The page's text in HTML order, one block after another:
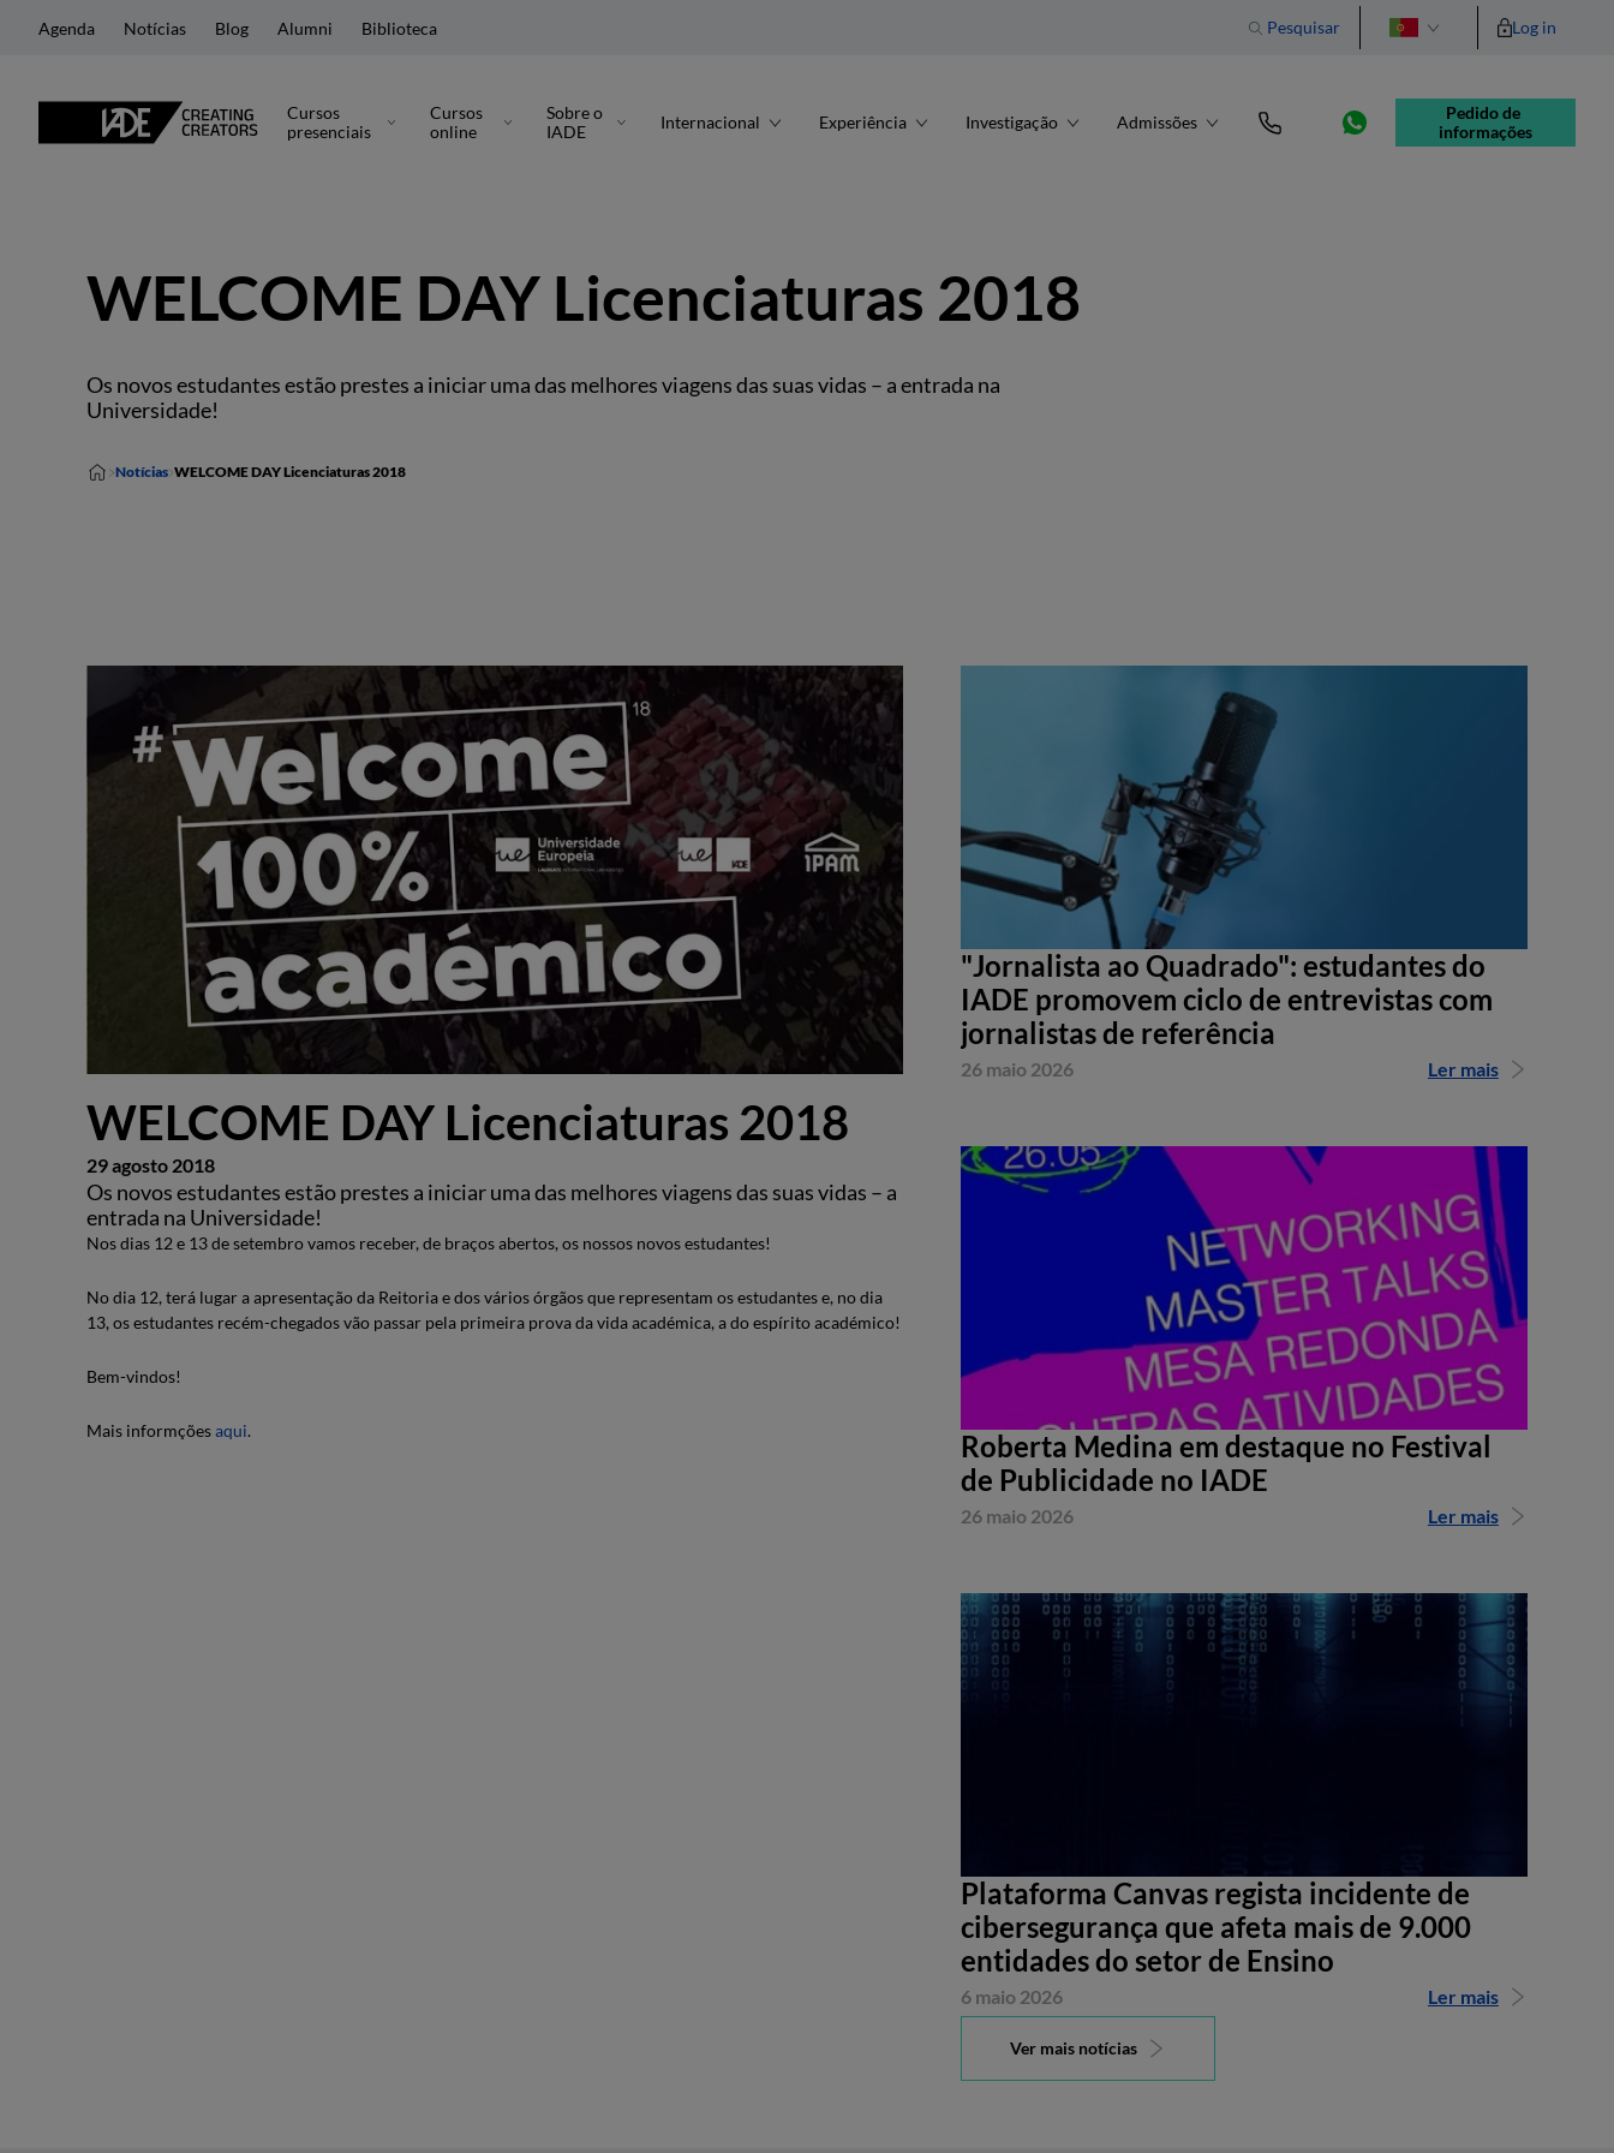
Agenda Notícias Blog Alumni Biblioteca
Pesquisar
English
Log in
Cursos
presenciais
Cursos
online
Sobre o
IADE
Internacional Experiência Investigação Admissões
Pedido de
informações
WELCOME DAY Licenciaturas 2018
Os novos estudantes estão prestes a iniciar uma das melhores viagens das suas vidas – a entrada na
Universidade!
Notícias WELCOME DAY Licenciaturas 2018
WELCOME DAY Licenciaturas 2018
29 agosto 2018
Os novos estudantes estão prestes a iniciar uma das melhores viagens das suas vidas – a
entrada na Universidade!
Nos dias 12 e 13 de setembro vamos receber, de braços abertos, os nossos novos estudantes!
No dia 12, terá lugar a apresentação da Reitoria e dos vários órgãos que representam os estudantes e, no dia
13, os estudantes recém-chegados vão passar pela primeira prova da vida académica, a do espírito académico!
Bem-vindos!
Mais informçõesaqui.
"Jornalista ao Quadrado": estudantes do
IADE promovem ciclo de entrevistas com
jornalistas de referência
26 maio 2026 Ler mais
Roberta Medina em destaque no Festival
de Publicidade no IADE
26 maio 2026 Ler mais
Plataforma Canvas regista incidente de
cibersegurança que afeta mais de 9.000
entidades do setor de Ensino
6 maio 2026 Ler mais
Ver mais notícias